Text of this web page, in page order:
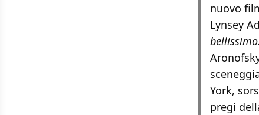
nuovo
Lynsey
York,
pregi